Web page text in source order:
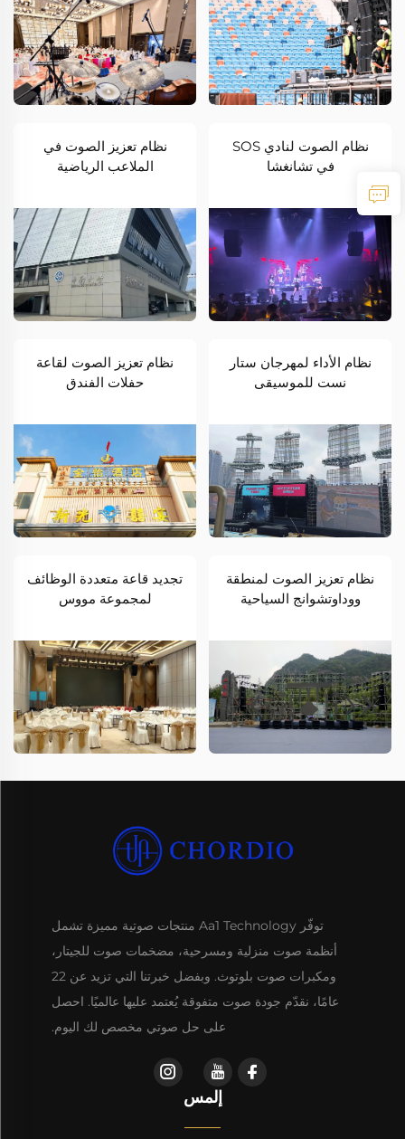
الهواء الطلق
نظام الصوت لنادي SOS
في تشانغشا
نظام تعزيز الصوت في
الملاعب الرياضية
نظام الأداء لمهرجان ستار
نست للموسيقى
نظام تعزيز الصوت لقاعة
حفلات الفندق
نظام تعزيز الصوت لمنطقة
ووداوتشوانج السياحية
تجديد قاعة متعددة الوظائف
لمجموعة مووس
توفّر Aa1 Technology منتجات صوتية مميزة تشمل
أنظمة صوت منزلية ومسرحية، مضخمات صوت للجيتار،
ومكبرات صوت بلوتوث. وبفضل خبرتنا التي تزيد عن 22
عامًا، نقدّم جودة صوت متفوقة يُعتمد عليها عالميًا. احصل
على حل صوتي مخصص لك اليوم.
إلمس